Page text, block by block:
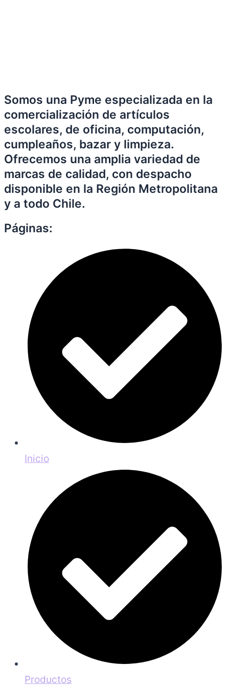
Somos una Pyme especializada en la
comercialización de artículos
escolares, de oficina, computación,
cumpleaños, bazar y limpieza.
Ofrecemos una amplia variedad de
marcas de calidad, con despacho
disponible en la Región Metropolitana
y a todo Chile.
Páginas:
Inicio
Productos